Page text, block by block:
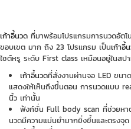
เก้าอี้นวด ที่มาพร้อมโปรแกรมการนวดอัต
ขอบเขต มาก ถึง 23 โปรแกรม เป็นเก้าอี้
ไซต์หรู ระดับ First class เหมือนอยู่ในสป
เก้าอี้นวดที่สั่งงานผ่านจอ LED ขน
แสดงให้เห็นถึงขึ้นตอน การนวดแบบ
นิ้ว เท่านั้น
ฟังก์ชั่น Full body scan ที่ช่วยหา
นวดมีความแม่นยำมากยิ่งขึ้นและตรงจุด